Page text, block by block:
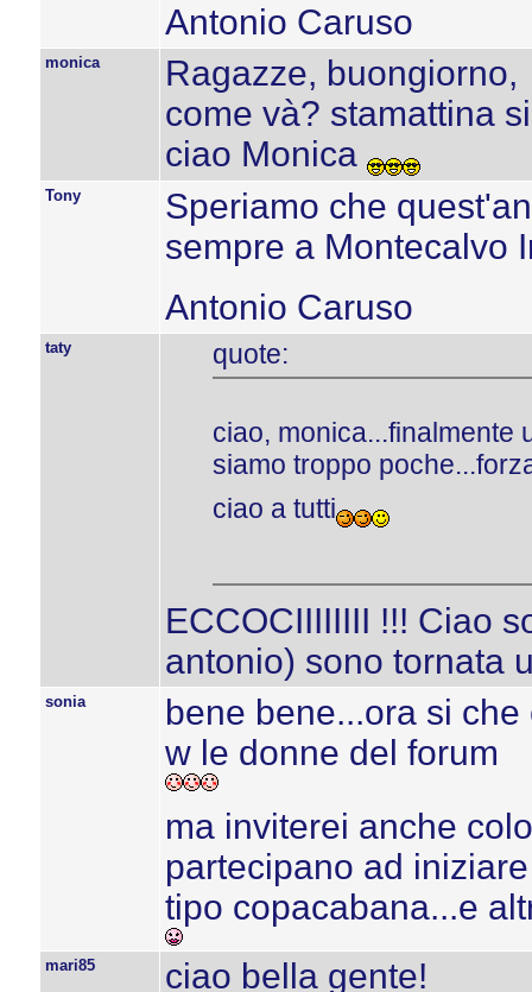
Antonio Caruso
monica
Ragazze, buongiorno,
come và? stamattina
ciao Monica
Tony
Speriamo che
sempre a Montecalvo
Antonio Caruso
taty quote:
ciao, monica...finalmente
siamo troppo
ciao a tutti
ECCOCIIIIIIII !!! Ciao
antonio) sono tornata
sonia
bene bene...ora si
w le donne del forum
ma inviterei anche
partecipano ad
tipo copacabana...e
mari85 ciao bella gente!